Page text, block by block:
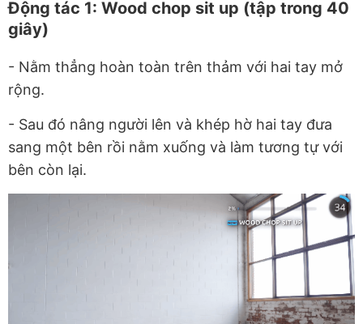
Động tác 1: Wood chop sit up (tập trong 40
giây)
- Nằm thẳng hoàn toàn trên thảm với hai tay mở
rộng.
- Sau đó nâng người lên và khép hờ hai tay đưa
sang một bên rồi nằm xuống và làm tương tự với
bên còn lại.